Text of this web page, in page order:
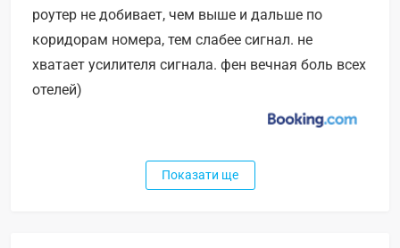
роутер не добивает, чем выше и дальше по
коридорам номера, тем слабее сигнал. не
хватает усилителя сигнала. фен вечная боль всех
отелей)
Показати ще